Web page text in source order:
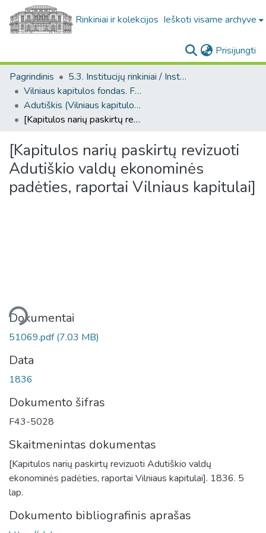
Rinkiniai ir kolekcijos Ieškoti visame archyve
Prisijungti
Pagrindinis
5.3. Institucijų rinkiniai / Institutional collections
Vilniaus kapitulos fondas. F43
Adutiškis (Vilniaus kapitulos fondas. F43. Bažnytinės valdos)
[Kapitulos narių paskirtų revizuoti Adutiškio valdų ekonominės padėties, raportai Vilniaus kapitulai]
[Kapitulos narių paskirtų revizuoti
Adutiškio valdų ekonominės
padėties, raportai Vilniaus kapitulai]
Dokumentai
51069.pdf(7.03 MB)
Data
1836
Dokumento šifras
F43-5028
Skaitmenintas dokumentas
[Kapitulos narių paskirtų revizuoti Adutiškio valdų
ekonominės padėties, raportai Vilniaus kapitulai]. 1836. 5
lap.
Dokumento bibliografinis aprašas